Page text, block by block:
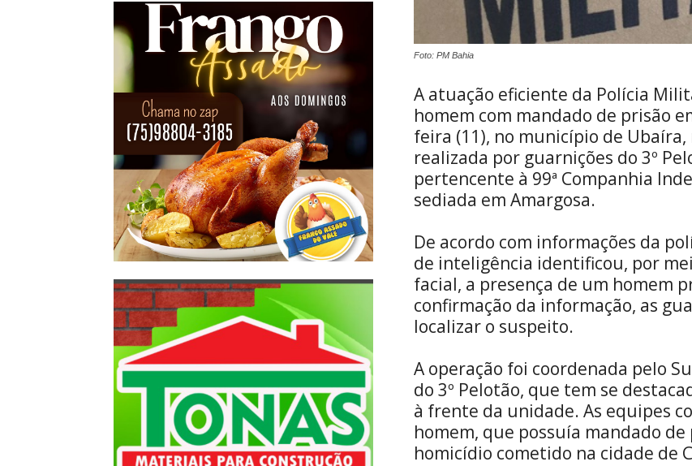
Foto: PM Bahia
A atuação eficiente da Polícia
homem com mandado de prisão
feira (11), no município de Ubaíra,
realizada por guarnições do 3º
pertencente à 99ª Companhia
sediada em Amargosa.
De acordo com informações da
de inteligência identificou, por
facial, a presença de um homem
confirmação da informação, as
localizar o suspeito.
A operação foi coordenada pelo
do 3º Pelotão, que tem se
à frente da unidade. As equipes
homem, que possuía mandado
homicídio cometido na cidade de